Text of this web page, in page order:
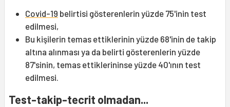
Covid-19 belirtisi gösterenlerin yüzde 75'inin test
edilmesi,
Bu kişilerin temas ettiklerinin yüzde 68'inin de takip
altına alınması ya da belirti gösterenlerin yüzde
87'sinin, temas ettiklerininse yüzde 40'ının test
edilmesi.
Test-takip-tecrit olmadan...